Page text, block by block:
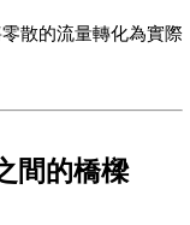
散的流量轉化為實際
間的橋樑